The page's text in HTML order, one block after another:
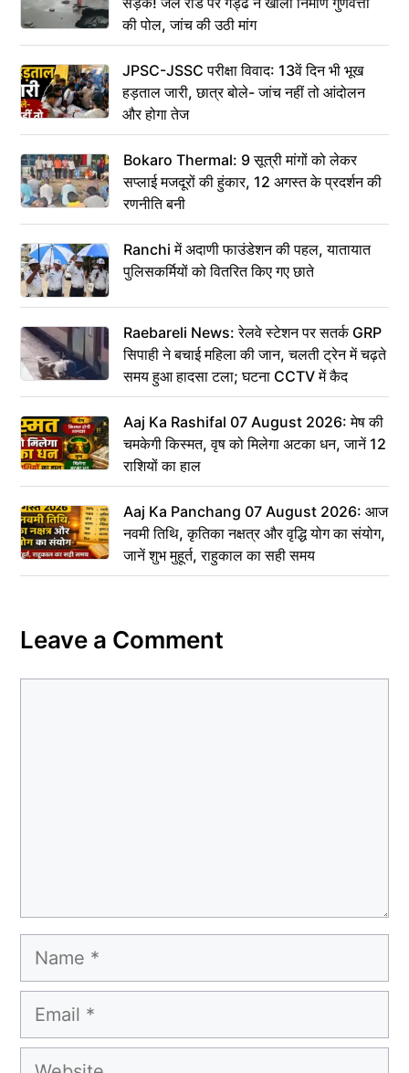
की पोल, जांच की उठी मांग
JPSC-JSSC परीक्षा विवाद: 13वें दिन भी भूख
हड़ताल जारी, छात्र बोले- जांच नहीं तो आंदोलन
और होगा तेज
Bokaro Thermal: 9 सूत्री मांगों को लेकर
सप्लाई मजदूरों की हुंकार, 12 अगस्त के प्रदर्शन की
रणनीति बनी
Ranchi में अदाणी फाउंडेशन की पहल, यातायात
पुलिसकर्मियों को वितरित किए गए छाते
Raebareli News: रेलवे स्टेशन पर सतर्क GRP
सिपाही ने बचाई महिला की जान, चलती ट्रेन में चढ़ते
समय हुआ हादसा टला; घटना CCTV में कैद
Aaj Ka Rashifal 07 August 2026: मेष की
चमकेगी किस्मत, वृष को मिलेगा अटका धन, जानें 12
राशियों का हाल
Aaj Ka Panchang 07 August 2026: आज
नवमी तिथि, कृतिका नक्षत्र और वृद्धि योग का संयोग,
जानें शुभ मुहूर्त, राहुकाल का सही समय
Leave a Comment
Name
Email
Website